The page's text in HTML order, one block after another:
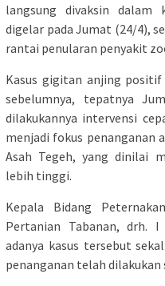
langsung divaksin dalam
digelar pada Jumat (24/4),
rantai penularan penyakit
Kasus gigitan anjing
sebelumnya, tepatnya
dilakukannya intervensi
menjadi fokus penanganan
Asah Tegeh, yang dinilai
lebih tinggi.
Kepala Bidang
Pertanian Tabanan, drh. I
adanya kasus tersebut
penanganan telah